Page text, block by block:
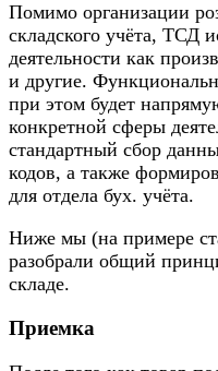
Помимо организации
складского учёта, ТСД
деятельности как
и другие.
при этом будет
конкретной сферы
стандартный сбор
кодов, а также
для отдела бух. учёта.
Ниже мы (на примере
разобрали общий
складе.
Приемка